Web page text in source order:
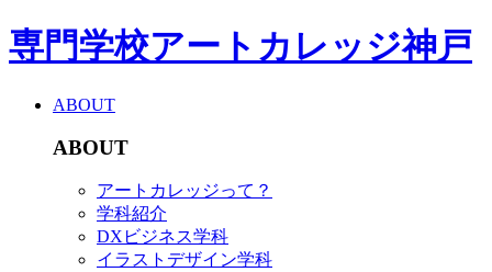
専門学校アートカレッジ神戸
ABOUT
ABOUT
アートカレッジって？
学科紹介
DXビジネス学科
イラストデザイン学科